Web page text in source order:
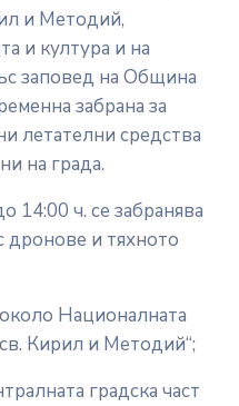
и Методий,
и култура и на
заповед на Община
забрана за
летателни средства
на града.
14:00 ч. се забранява
дронове и тяхното
Националната
Кирил и Методий“;
градска част